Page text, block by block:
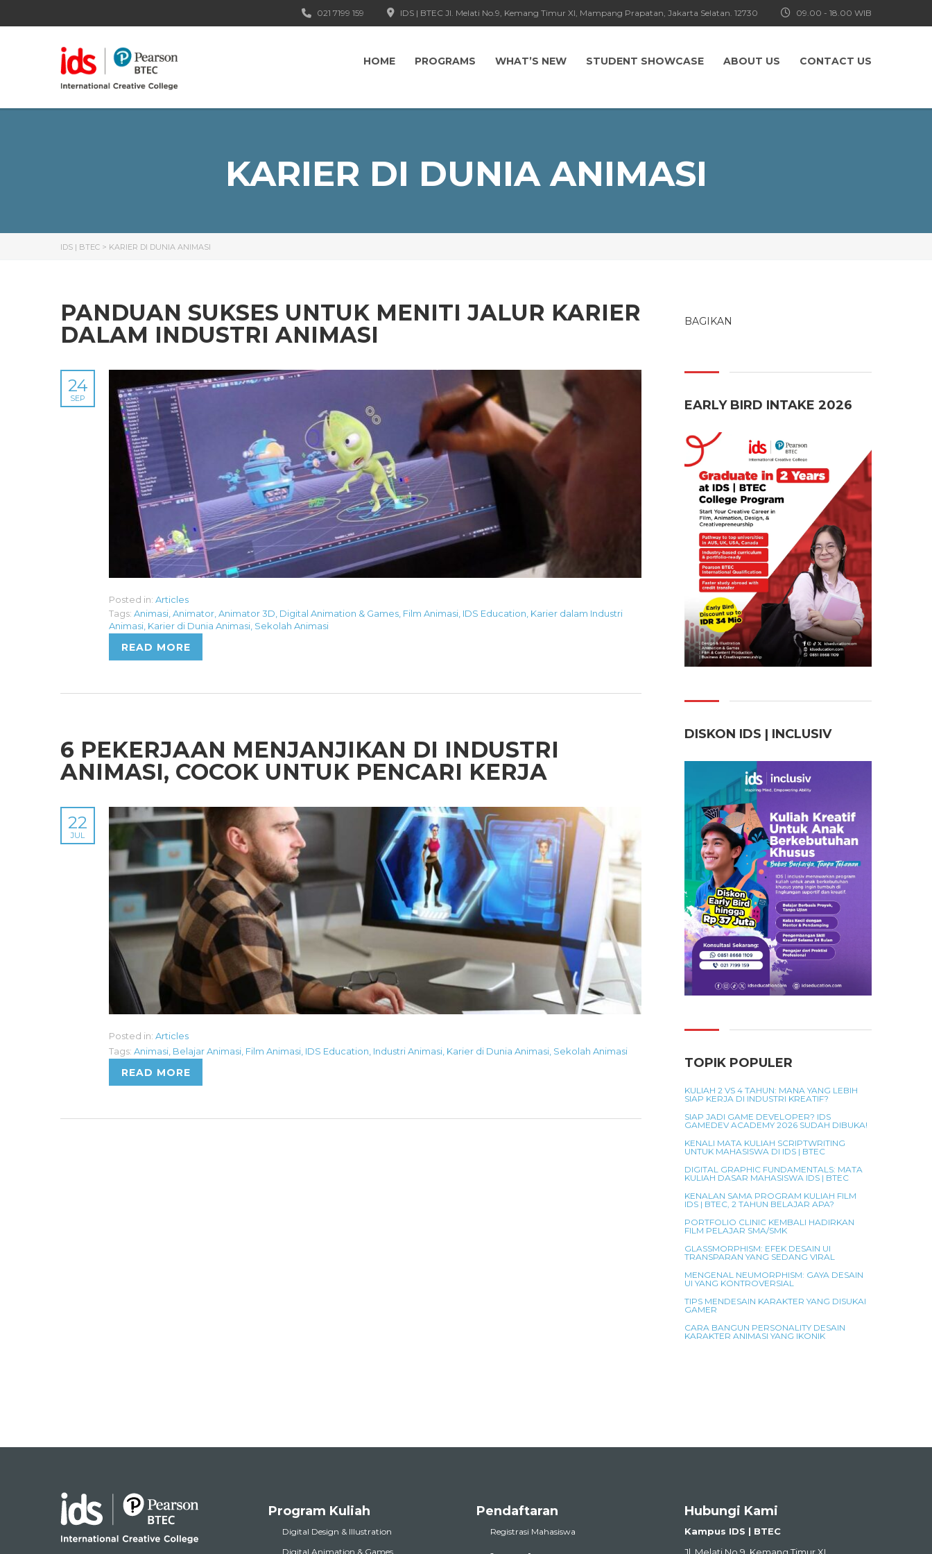
09.00 - 18.00 WIB
IDS | BTEC Jl. Melati No.9, Kemang Timur XI, Mampang Prapatan, Jakarta Selatan. 12730
021 7199 159
HOME PROGRAMS WHAT’S NEW STUDENT SHOWCASE ABOUT US CONTACT US
KARIER DI DUNIA ANIMASI
IDS | BTEC > KARIER DI DUNIA ANIMASI
PANDUAN SUKSES UNTUK MENITI JALUR KARIER
DALAM INDUSTRI ANIMASI
24
SEP
Posted in: Articles
Tags: Animasi Animator Animator 3D Digital Animation & Games Film Animasi IDS Education Karier dalam Industri
Animasi Karier di Dunia Animasi Sekolah Animasi
READ MORE
6 PEKERJAAN MENJANJIKAN DI INDUSTRI
ANIMASI, COCOK UNTUK PENCARI KERJA
22
JUL
Posted in: Articles
Tags: Animasi Belajar Animasi Film Animasi IDS Education Industri Animasi Karier di Dunia Animasi Sekolah Animasi
READ MORE
BAGIKAN
EARLY BIRD INTAKE 2026
DISKON IDS | INCLUSIV
TOPIK POPULER
KULIAH 2 VS 4 TAHUN: MANA YANG LEBIH
SIAP KERJA DI INDUSTRI KREATIF?
SIAP JADI GAME DEVELOPER? IDS
GAMEDEV ACADEMY 2026 SUDAH DIBUKA!
KENALI MATA KULIAH SCRIPTWRITING
UNTUK MAHASISWA DI IDS | BTEC
DIGITAL GRAPHIC FUNDAMENTALS: MATA
KULIAH DASAR MAHASISWA IDS | BTEC
KENALAN SAMA PROGRAM KULIAH FILM
IDS | BTEC, 2 TAHUN BELAJAR APA?
PORTFOLIO CLINIC KEMBALI HADIRKAN
FILM PELAJAR SMA/SMK
GLASSMORPHISM: EFEK DESAIN UI
TRANSPARAN YANG SEDANG VIRAL
MENGENAL NEUMORPHISM: GAYA DESAIN
UI YANG KONTROVERSIAL
TIPS MENDESAIN KARAKTER YANG DISUKAI
GAMER
CARA BANGUN PERSONALITY DESAIN
KARAKTER ANIMASI YANG IKONIK
Program Kuliah
Digital Design & Illustration
Digital Animation & Games
Pendaftaran
Registrasi Mahasiswa
Hubungi Kami
Kampus IDS | BTEC
Jl. Melati No.9, Kemang Timur XI,